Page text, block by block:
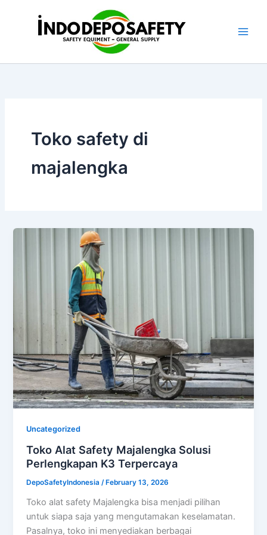
Toko safety di
majalengka
Uncategorized
Toko Alat Safety Majalengka Solusi
Perlengkapan K3 Terpercaya
DepoSafetyIndonesia/ February 13, 2026
Toko alat safety Majalengka bisa menjadi pilihan
untuk siapa saja yang mengutamakan keselamatan.
Pasalnya, toko ini menyediakan berbagai